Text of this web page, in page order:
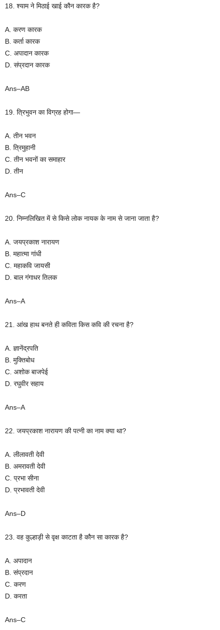
18. श्याम ने मिठाई खाई कौन कारक है?
A. करण कारक
B. कर्ता कारक
C. अपादान कारक
D. संप्रदान कारक
Ans–AB
19. त्रिभुवन का विग्रह होगा—
A. तीन भवन
B. त्रिमुहानी
C. तीन भवनों का समाहार
D. तीन
Ans–C
20. निम्नलिखित में से किसे लोक नायक के नाम से जाना जाता है?
A. जयप्रकाश नारायण
B. महात्मा गांधी
C. महाकवि जायसी
D. बाल गंगाधर तिलक
Ans–A
21. आंख हाथ बनते ही कविता किस कवि की रचना है?
A. ज्ञानेंद्रपति
B. मुक्तिबोध
C. अशोक बाजपेई
D. रघुवीर सहाय
Ans–A
22. जयप्रकाश नारायण की पत्नी का नाम क्या था?
A. लीलावती देवी
B. अमरावती देवी
C. प्रभा सीना
D. प्रभावती देवी
Ans–D
23. वह कुल्हाड़ी से वृक्ष काटता है कौन सा कारक है?
A. अपादान
B. संप्रदान
C. करण
D. करता
Ans–C